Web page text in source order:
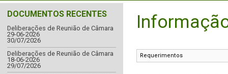
DOCUMENTOS RECENTES
Deliberações de Reunião de Câmara
29-06-2026
30/07/2026
Deliberações de Reunião de Câmara
18-06-2026
29/07/2026